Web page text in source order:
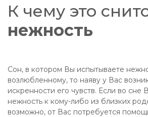
К чему это
нежность
Сон, в котором Вы испытываете
возлюбленному, то наяву у Вас
искренности его чувств. Если во сне
нежность к кому-либо из близких
возможно, от Вас потребуется